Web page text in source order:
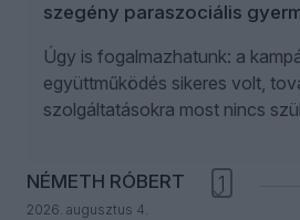
szegény paraszociális
Úgy is fogalmazhatunk: a
együttműködés sikeres volt,
szolgáltatásokra most nincs
NÉMETH RÓBERT
2026. augusztus 4.
1